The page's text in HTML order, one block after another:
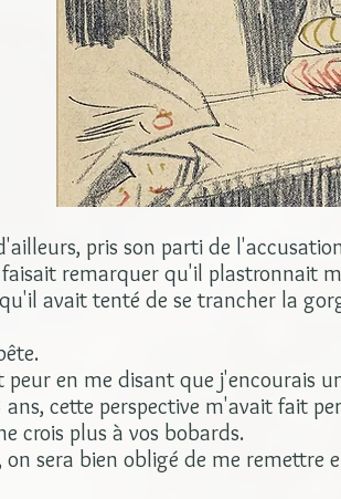
pris son parti de
remarquer qu'il plastronnait
avait tenté de se trancher la
en me disant que j'encourais
ans, cette perspective m'avait fait
crois plus à vos bobards.
on sera bien obligé de me remettre